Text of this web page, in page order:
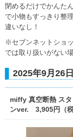
閉めるだけでかんた
で小物もすっきり整
違いなし！
※セブンネットショ
では取り扱いがない
2025年9月26
miffy 真空断熱 ス
ンver. 3,905円（税